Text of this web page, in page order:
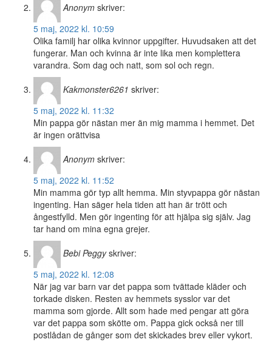
Anonym skriver:
5 maj, 2022 kl. 10:59
Olika familj har olika kvinnor uppgifter. Huvudsaken att det
fungerar. Man och kvinna är inte lika men komplettera
varandra. Som dag och natt, som sol och regn.
Kakmonster6261 skriver:
5 maj, 2022 kl. 11:32
Min pappa gör nästan mer än mig mamma i hemmet. Det
är ingen orättvisa
Anonym skriver:
5 maj, 2022 kl. 11:52
Min mamma gör typ allt hemma. Min styvpappa gör nästan
ingenting. Han säger hela tiden att han är trött och
ångestfylld. Men gör ingenting för att hjälpa sig själv. Jag
tar hand om mina egna grejer.
Bebi Peggy skriver:
5 maj, 2022 kl. 12:08
När jag var barn var det pappa som tvättade kläder och
torkade disken. Resten av hemmets sysslor var det
mamma som gjorde. Allt som hade med pengar att göra
var det pappa som skötte om. Pappa gick också ner till
postlådan de gånger som det skickades brev eller vykort.